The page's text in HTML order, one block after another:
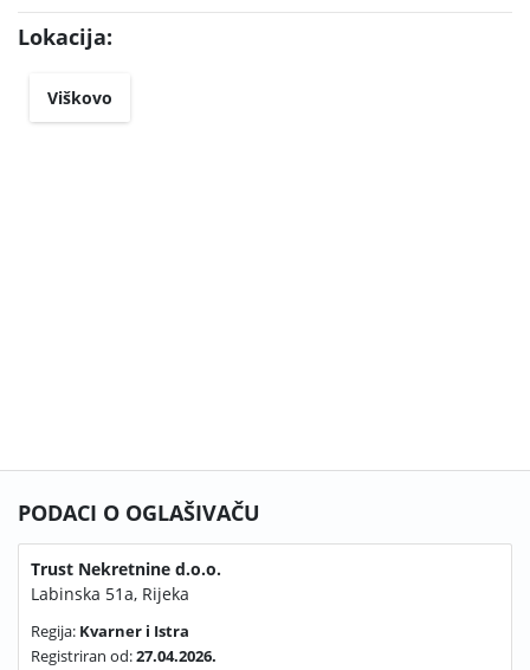
Lokacija:
Viškovo
PODACI O OGLAŠIVAČU
Trust Nekretnine d.o.o.
Labinska 51a, Rijeka
Regija: Kvarner i Istra
Registriran od:27.04.2026.